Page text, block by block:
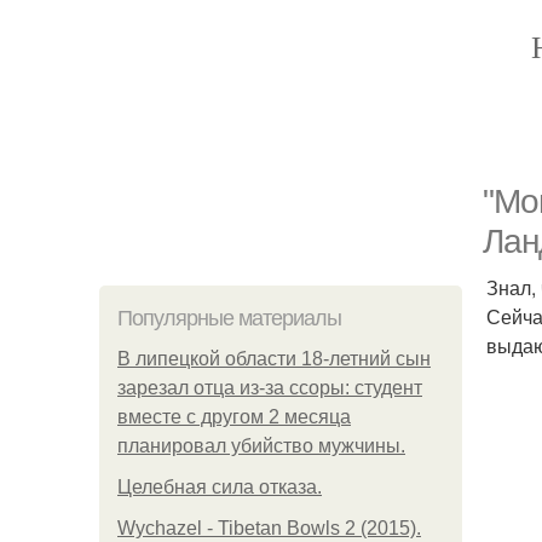
Популярные материалы
В липецкой области 18-летний сын
зарезал отца из-за ссоры: студент
вместе с другом 2 месяца
планировал убийство мужчины.
Целебная сила отказа.
Wychazel - Tibetan Bowls 2 (2015).
Знал,